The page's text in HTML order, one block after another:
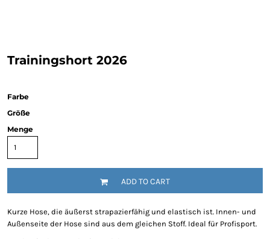
Trainingshort 2026
Farbe
Größe
Menge
ADD TO CART
Kurze Hose, die äußerst strapazierfähig und elastisch ist. Innen- und
Außenseite der Hose sind aus dem gleichen Stoff. Ideal für Profisport.